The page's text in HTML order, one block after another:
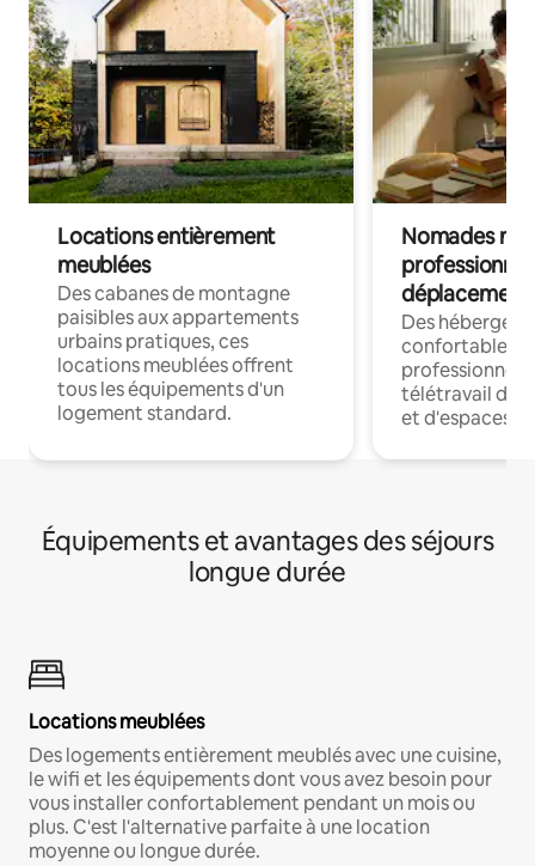
Locations entièrement
meublées
Des cabanes de montagne
paisibles aux appartements
urbains pratiques, ces
locations meublées offrent
tous les équipements d'un
logement standard.
Nomades
déplacement
Des
confortables
professionnels
télétravail
et d'espaces
Équipements et avantages des séjours
longue durée
Locations meublées
Des logements entièrement meublés avec une cuisine,
le wifi et les équipements dont vous avez besoin pour
vous installer confortablement pendant un mois ou
plus. C'est l'alternative parfaite à une location
moyenne ou longue durée.